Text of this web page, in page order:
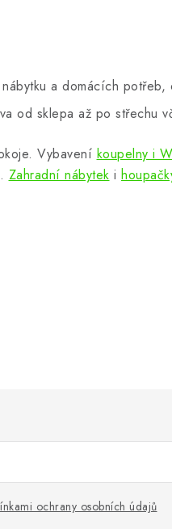
a domácích
od sklepa až po střechu
Vybavení koupelny i
. Zahradní nábytek i
ochrany osobních údajů